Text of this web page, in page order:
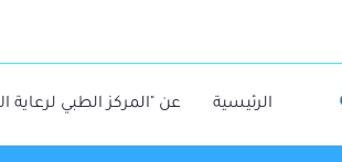
الرئيسية عن "المركز الطبي لرعاية